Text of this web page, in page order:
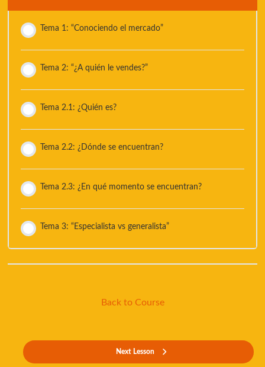
Tema 1: “Conociendo el mercado”
Tema 2: “¿A quién le vendes?”
Tema 2.1: ¿Quién es?
Tema 2.2: ¿Dónde se encuentran?
Tema 2.3: ¿En qué momento se encuentran?
Tema 3: “Especialista vs generalista”
Back to Course
Next Lesson